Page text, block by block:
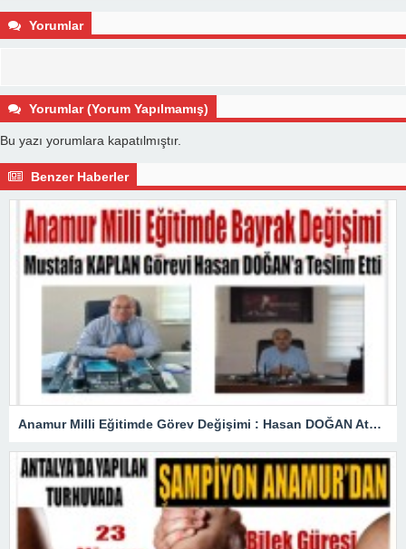
Yorumlar
Yorumlar (Yorum Yapılmamış)
Bu yazı yorumlara kapatılmıştır.
Benzer Haberler
Anamur Milli Eğitimde Görev Değişimi : Hasan DOĞAN Atandı